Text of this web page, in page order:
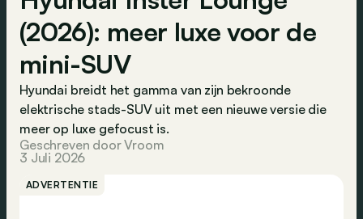
(2026): meer luxe voor de
mini-SUV
Hyundai breidt het gamma van zijn bekroonde
elektrische stads-SUV uit met een nieuwe versie die
meer op luxe gefocust is.
Geschreven door Vroom
3 Juli 2026
ADVERTENTIE